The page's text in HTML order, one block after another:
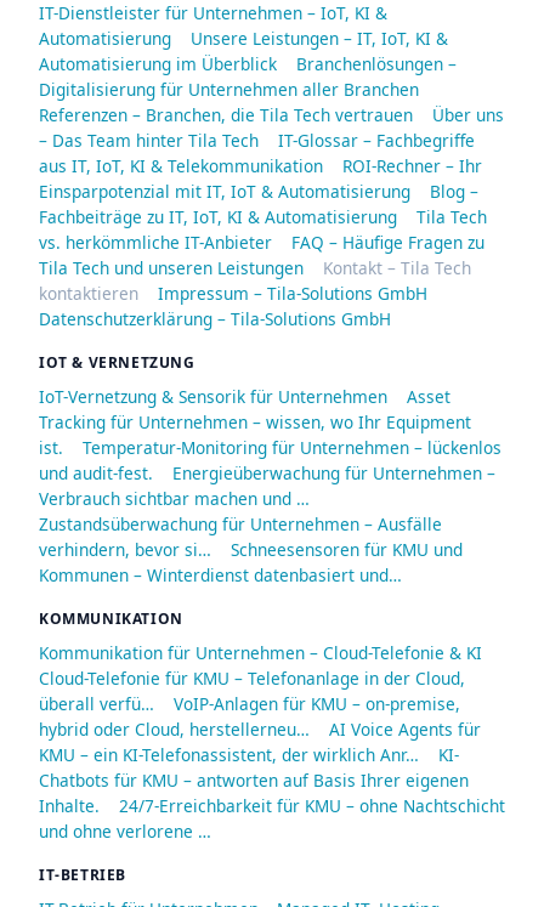
IT-Dienstleister für Unternehmen – IoT, KI &
Automatisierung
Unsere Leistungen – IT, IoT, KI &
Automatisierung im Überblick
Branchenlösungen –
Digitalisierung für Unternehmen aller Branchen
Referenzen – Branchen, die Tila Tech vertrauen
Über uns
– Das Team hinter Tila Tech
IT-Glossar – Fachbegriffe
aus IT, IoT, KI & Telekommunikation
ROI-Rechner – Ihr
Einsparpotenzial mit IT, IoT & Automatisierung
Blog –
Fachbeiträge zu IT, IoT, KI & Automatisierung
Tila Tech
vs. herkömmliche IT-Anbieter
FAQ – Häufige Fragen zu
Tila Tech und unseren Leistungen
Kontakt – Tila Tech
kontaktieren
Impressum – Tila-Solutions GmbH
Datenschutzerklärung – Tila-Solutions GmbH
IOT & VERNETZUNG
IoT-Vernetzung & Sensorik für Unternehmen
Asset
Tracking für Unternehmen – wissen, wo Ihr Equipment
ist.
Temperatur-Monitoring für Unternehmen – lückenlos
und audit-fest.
Energieüberwachung für Unternehmen –
Verbrauch sichtbar machen und …
Zustandsüberwachung für Unternehmen – Ausfälle
verhindern, bevor si…
Schneesensoren für KMU und
Kommunen – Winterdienst datenbasiert und…
KOMMUNIKATION
Kommunikation für Unternehmen – Cloud-Telefonie & KI
Cloud-Telefonie für KMU – Telefonanlage in der Cloud,
überall verfü…
VoIP-Anlagen für KMU – on-premise,
hybrid oder Cloud, herstellerneu…
AI Voice Agents für
KMU – ein KI-Telefonassistent, der wirklich Anr…
KI-
Chatbots für KMU – antworten auf Basis Ihrer eigenen
Inhalte.
24/7-Erreichbarkeit für KMU – ohne Nachtschicht
und ohne verlorene …
IT-BETRIEB